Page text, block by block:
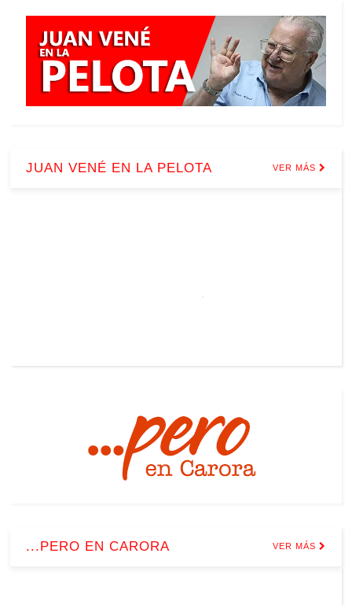
JUAN VENÉ EN LA PELOTA VER MÁS
...PERO EN CARORA VER MÁS